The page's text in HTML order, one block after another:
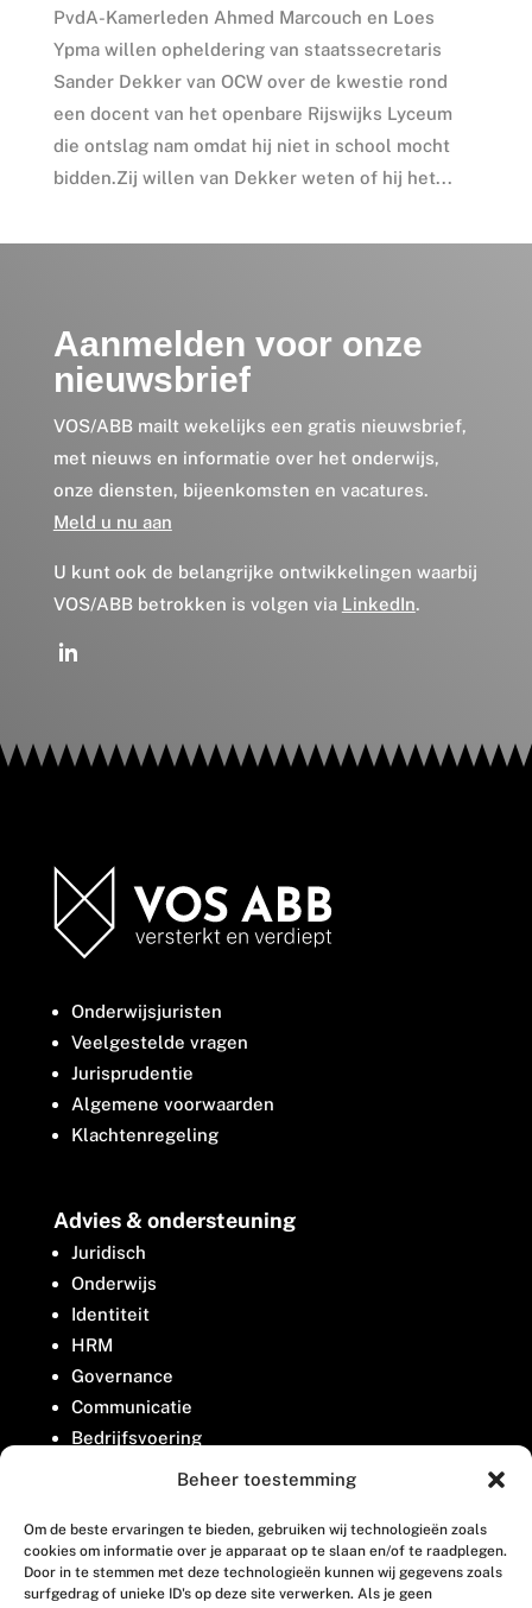
Beheer toestemming
Om de beste ervaringen te bieden, gebruiken wij technologieën zoals
cookies om informatie over je apparaat op te slaan en/of te raadplegen.
Door in te stemmen met deze technologieën kunnen wij gegevens zoals
surfgedrag of unieke ID's op deze site verwerken. Als je geen
PvdA-Kamerleden Ahmed Marcouch en Loes
Ypma willen opheldering van staatssecretaris
Sander Dekker van OCW over de kwestie rond
een docent van het openbare Rijswijks Lyceum
die ontslag nam omdat hij niet in school mocht
bidden.Zij willen van Dekker weten of hij het...
Aanmelden voor onze
nieuwsbrief
VOS/ABB mailt wekelijks een gratis nieuwsbrief,
met nieuws en informatie over het onderwijs,
onze diensten, bijeenkomsten en vacatures.
Meld u nu aan
U kunt ook de belangrijke ontwikkelingen waarbij
VOS/ABB betrokken is volgen via LinkedIn.
Onderwijsjuristen
Veelgestelde vragen
Jurisprudentie
Algemene voorwaarden
Klachtenregeling
Advies & ondersteuning
Juridisch
Onderwijs
Identiteit
HRM
Governance
Communicatie
Bedrijfsvoering
Belangenbehartiging
Contact